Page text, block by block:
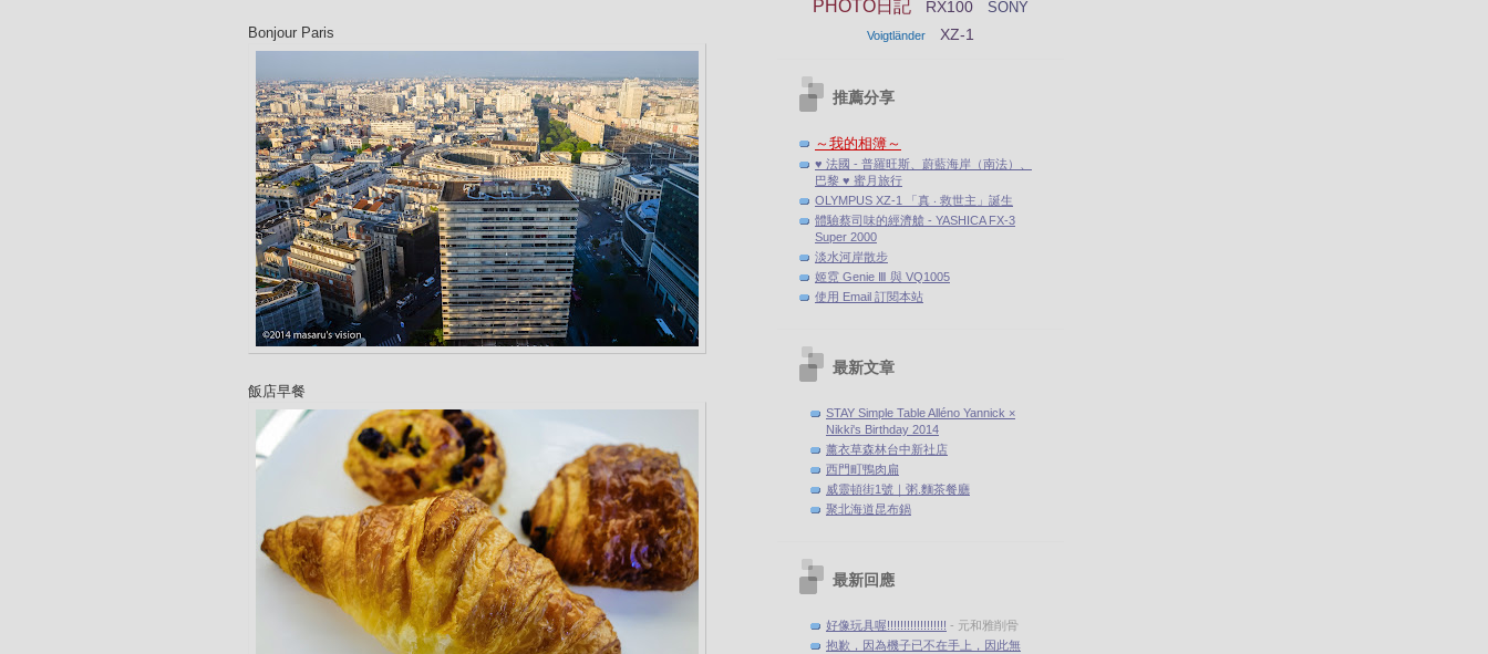
Bonjour Paris
飯店早餐
PHOTO日記 RX100 SONY
Voigtländer XZ-1
推薦分享
～我的相簿～
♥ 法國 - 普羅旺斯、蔚藍海岸（南法）、
巴黎 ♥ 蜜月旅行
OLYMPUS XZ-1 「真 ‧ 救世主」誕生
體驗蔡司味的經濟艙 - YASHICA FX-3
Super 2000
淡水河岸散步
姬霓 Genie Ⅲ 與 VQ1005
使用 Email 訂閱本站
最新文章
STAY Simple Table Alléno Yannick ×
Nikki's Birthday 2014
薰衣草森林台中新社店
西門町鴨肉扁
威靈頓街1號｜粥.麵茶餐廳
聚北海道昆布鍋
最新回應
好像玩具喔!!!!!!!!!!!!!!!!!! - 元和雅削骨
抱歉，因為機子已不在手上，因此無